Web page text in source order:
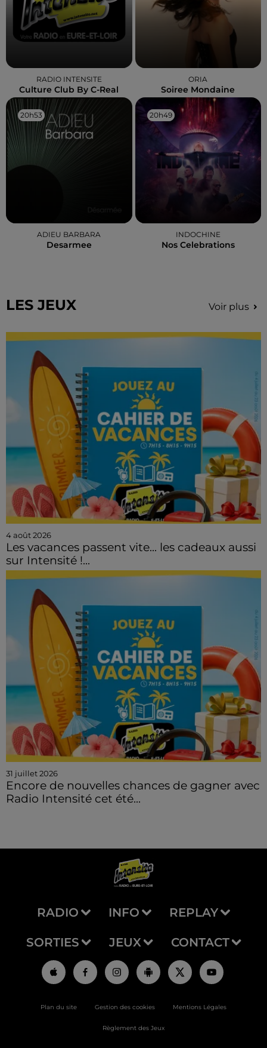
RADIO INTENSITE
Culture Club By C-Real
ORIA
Soiree Mondaine
20h53
20h53
ADIEU BARBARA
Desarmee
20h49
20h49
INDOCHINE
Nos Celebrations
LES JEUX Voir plus
4 août 2026
Les vacances passent vite... les cadeaux aussi
sur Intensité !...
31 juillet 2026
Encore de nouvelles chances de gagner avec
Radio Intensité cet été...
RADIO INFO REPLAY
SORTIES JEUX CONTACT
Plan du site Gestion des cookies Mentions Légales
Règlement des Jeux